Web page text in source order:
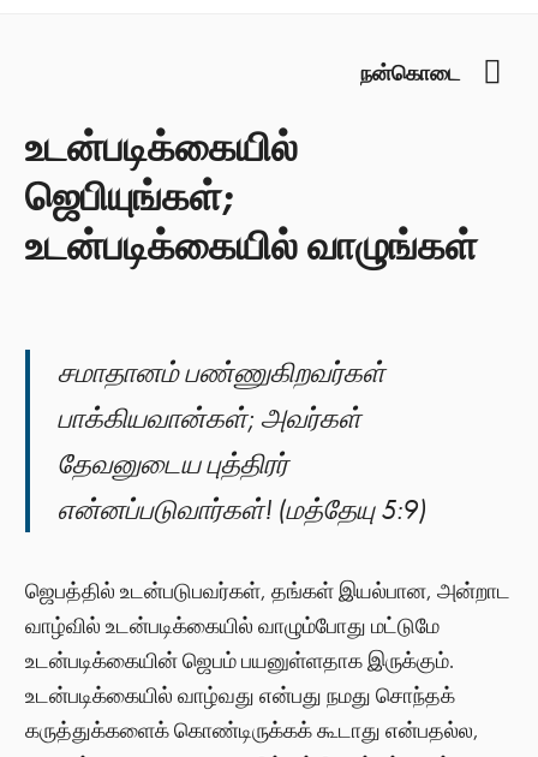
நன்கொடை
உடன்படிக்கையில்
ஜெபியுங்கள்;
உடன்படிக்கையில் வாழுங்கள்
சமாதானம் பண்ணுகிறவர்கள்
பாக்கியவான்கள்; அவர்கள்
தேவனுடைய புத்திரர்
என்னப்படுவார்கள்! (மத்தேயு 5:9)
ஜெபத்தில் உடன்படுபவர்கள், தங்கள் இயல்பான, அன்றாட
வாழ்வில் உடன்படிக்கையில் வாழும்போது மட்டுமே
உடன்படிக்கையின் ஜெபம் பயனுள்ளதாக இருக்கும்.
உடன்படிக்கையில் வாழ்வது என்பது நமது சொந்தக்
கருத்துக்களைக் கொண்டிருக்கக் கூடாது என்பதல்ல,